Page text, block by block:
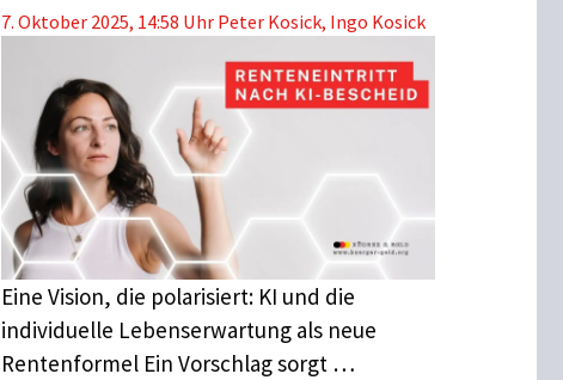
7. Oktober 2025, 14:58 Uhr Peter Kosick, Ingo Kosick
Eine Vision, die polarisiert: KI und die
individuelle Lebenserwartung als neue
Rentenformel Ein Vorschlag sorgt …